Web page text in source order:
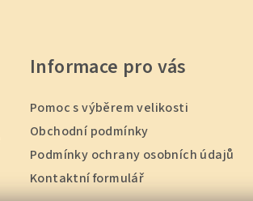
Informace pro vás
Pomoc s výběrem velikosti
Obchodní podmínky
Podmínky ochrany osobních údajů
Kontaktní formulář